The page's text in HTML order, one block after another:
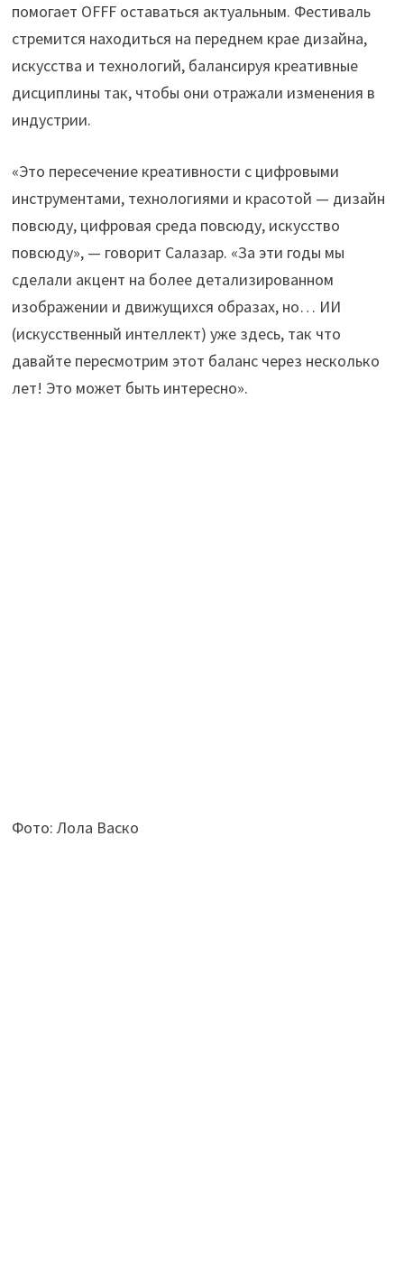
помогает OFFF оставаться актуальным. Фестиваль
стремится находиться на переднем крае дизайна,
искусства и технологий, балансируя креативные
дисциплины так, чтобы они отражали изменения в
индустрии.
«Это пересечение креативности с цифровыми
инструментами, технологиями и красотой — дизайн
повсюду, цифровая среда повсюду, искусство
повсюду», — говорит Салазар. «За эти годы мы
сделали акцент на более детализированном
изображении и движущихся образах, но… ИИ
(искусственный интеллект) уже здесь, так что
давайте пересмотрим этот баланс через несколько
лет! Это может быть интересно».
Фото: Лола Васко